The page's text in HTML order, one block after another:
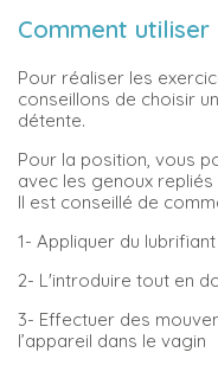
Comment utiliser
Pour réaliser les
conseillons de choisir
détente.
Pour la position, vous
avec les genoux
Il est conseillé de
1- Appliquer du
2- L'introduire tout en
3- Effectuer des
l’appareil dans le vagin